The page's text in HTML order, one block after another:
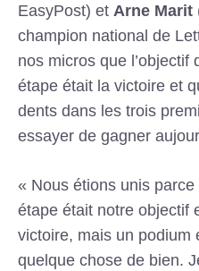
EasyPost) et Arne Marit
champion national de
nos micros que l’objectif
étape était la victoire et
dents dans les trois
essayer de gagner
« Nous étions unis
étape était notre objectif
victoire, mais un podium
quelque chose de bien.